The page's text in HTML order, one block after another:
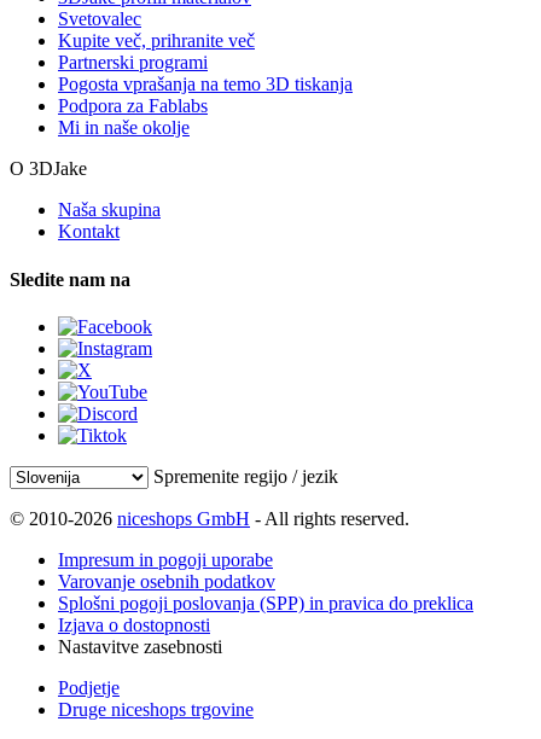
Svetovalec
Kupite več, prihranite več
Partnerski programi
Pogosta vprašanja na temo 3D tiskanja
Podpora za Fablabs
Mi in naše okolje
O 3DJake
Naša skupina
Kontakt
Sledite nam na
Spremenite regijo / jezik
© 2010-2026 niceshops GmbH - All rights reserved.
Impresum in pogoji uporabe
Varovanje osebnih podatkov
Splošni pogoji poslovanja (SPP) in pravica do preklica
Izjava o dostopnosti
Nastavitve zasebnosti
Podjetje
Druge niceshops trgovine